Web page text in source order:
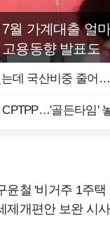
7월 가계대출 얼
고용동향 발표도
데 국산비중 줄어
골든타임'
윤철 '비거주 1주
제개편안 보완 시사